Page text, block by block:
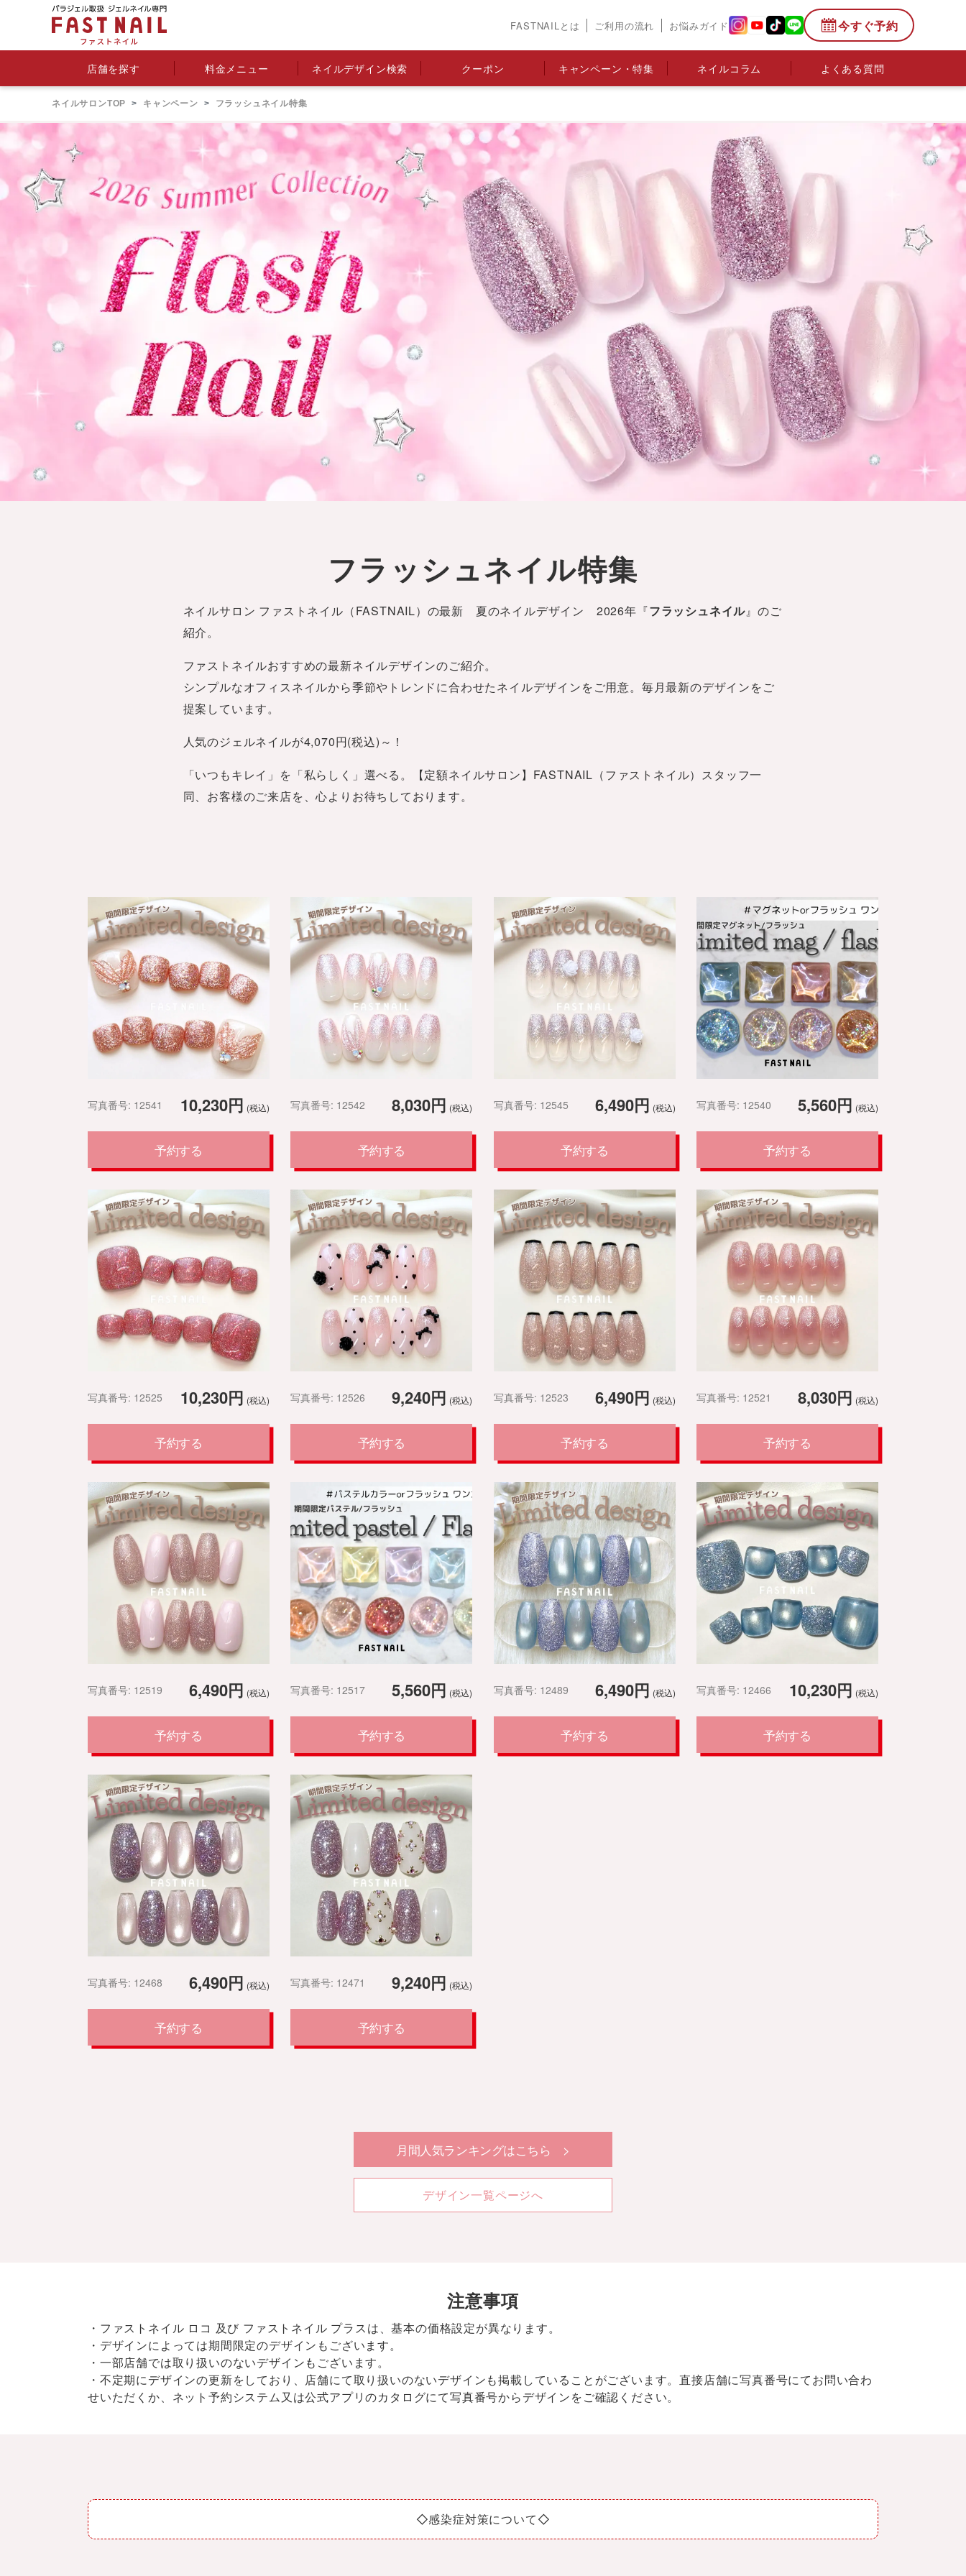
FASTNAILとは ご利用の流れ お悩みガイド 今すぐ予約
店舗を探す 料金メニュー ネイルデザイン検索 クーポン キャンペーン・特集 ネイルコラム よくある質問
ネイルサロンTOP キャンペーン フラッシュネイル特集
フラッシュネイル特集
ネイルサロン ファストネイル（FASTNAIL）の最新 夏のネイルデザイン 2026年『フラッシュネイル』のご
紹介。
ファストネイルおすすめの最新ネイルデザインのご紹介。
シンプルなオフィスネイルから季節やトレンドに合わせたネイルデザインをご用意。毎月最新のデザインをご
提案しています。
人気のジェルネイルが4,070円(税込)～！
「いつもキレイ」を「私らしく」選べる。【定額ネイルサロン】FASTNAIL（ファストネイル）スタッフ一
同、お客様のご来店を、心よりお待ちしております。
10,230円 (税込)
写真番号: 12541
予約する
8,030円 (税込)
写真番号: 12542
予約する
6,490円 (税込)
写真番号: 12545
予約する
5,560円 (税込)
写真番号: 12540
予約する
10,230円 (税込)
写真番号: 12525
予約する
9,240円 (税込)
写真番号: 12526
予約する
6,490円 (税込)
写真番号: 12523
予約する
8,030円 (税込)
写真番号: 12521
予約する
6,490円 (税込)
写真番号: 12519
予約する
5,560円 (税込)
写真番号: 12517
予約する
6,490円 (税込)
写真番号: 12489
予約する
10,230円 (税込)
写真番号: 12466
予約する
6,490円 (税込)
写真番号: 12468
予約する
9,240円 (税込)
写真番号: 12471
予約する
月間人気ランキングはこちら >
デザイン一覧ページへ
注意事項
・ファストネイル ロコ 及び ファストネイル プラスは、基本の価格設定が異なります。
・デザインによっては期間限定のデザインもございます。
・一部店舗では取り扱いのないデザインもございます。
・不定期にデザインの更新をしており、店舗にて取り扱いのないデザインも掲載していることがございます。直接店舗に写真番号にてお問い合わ
せいただくか、ネット予約システム又は公式アプリのカタログにて写真番号からデザインをご確認ください。
◇感染症対策について◇